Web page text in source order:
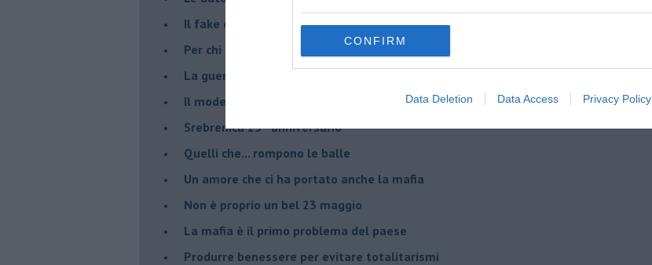
CONFIRM
Data Deletion Data Access Privacy Policy
​Il fake e la mafia
Per chi combatte la mafia è l'ora più buia
La guerra nell'ex Jugoslavia, se parla troppo poco
Il modello da seguire per gli Stati Uniti d'Europa
Srebrenica 25° anniversario
Quelli che... rompono le balle
Un amore che ci ha portato anche la mafia
Non è proprio un bel 23 maggio
La mafia è il primo problema del paese
Produrre benessere per evitare totalitarismi